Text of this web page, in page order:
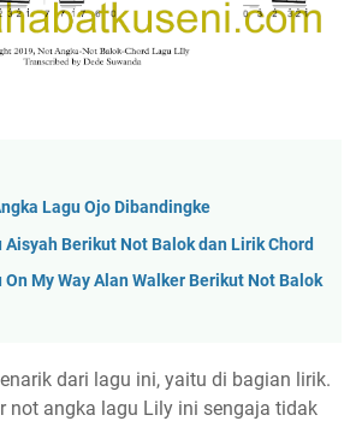
Lagu Ojo Dibandingke
Aisyah Berikut Not Balok dan Lirik Chord
On My Way Alan Walker Berikut Not Balok
dari lagu ini, yaitu di bagian lirik.
not angka lagu Lily ini sengaja tidak